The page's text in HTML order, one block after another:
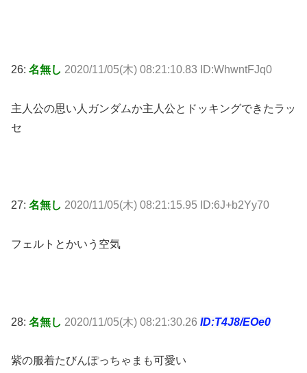
26: 名無し 2020/11/05(木) 08:21:10.83 ID:WhwntFJq0
主人公の思い人ガンダムか主人公とドッキングできたラッ
セ
27: 名無し 2020/11/05(木) 08:21:15.95 ID:6J+b2Yy70
フェルトとかいう空気
28: 名無し 2020/11/05(木) 08:21:30.26 ID:T4J8/EOe0
紫の服着たびんぽっちゃまも可愛い